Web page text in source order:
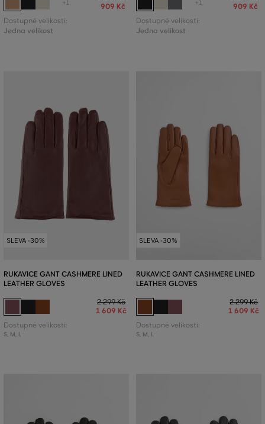
+1 909 Kč
Dostupné velikosti:
Jedna velikost
+1 909 Kč
Dostupné velikosti:
Jedna velikost
SLEVA -30%
RUKAVICE GANT CASHMERE LINED
LEATHER GLOVES
2 299 Kč
1 609 Kč
Dostupné velikosti:
S, M, L
SLEVA -30%
RUKAVICE GANT CASHMERE LINED
LEATHER GLOVES
2 299 Kč
1 609 Kč
Dostupné velikosti:
S, M, L